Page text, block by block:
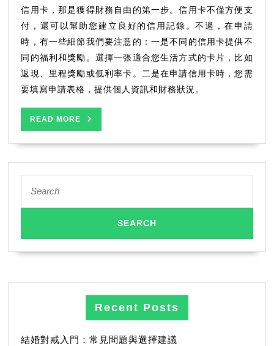
信用卡，那是獲得財務自由的第一步。信用卡不僅方便支
付，還可以幫助您建立良好的信用記錄。不過，在申請
時，有一些細節我們要注意的：一是不同的信用卡提供不
同的福利和獎勵。選擇一張適合您生活方式的卡片，比如
返現、里程獎勵或低利率卡。二是在申請信用卡時，您需
要填寫申請表格，提供個人資訊和財務狀況。
READ MORE
MORE
for:
Recent Posts
結婚對戒入門：常見問題與選擇建議